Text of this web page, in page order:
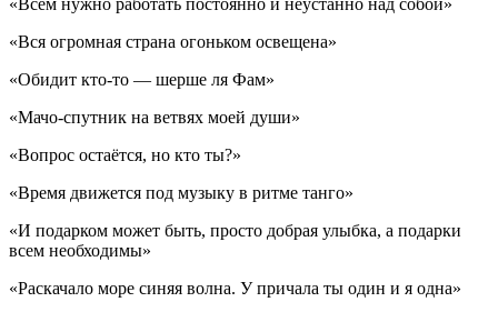
«Вся огромная страна огоньком освещена»
«Обидит кто-то — шерше ля Фам»
«Мачо-спутник на ветвях моей души»
«Вопрос остаётся, но кто ты?»
«Время движется под музыку в ритме танго»
«И подарком может быть, просто добрая улыбка, а подарки
всем необходимы»
«Раскачало море синяя волна. У причала ты один и я одна»